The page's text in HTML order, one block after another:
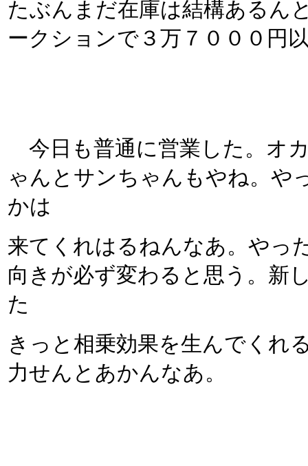
たぶんまだ在庫は結構あるん
ークションで３万７０００円
今日も普通に営業した。オ
ゃんとサンちゃんもやね。や
かは
来てくれはるねんなあ。やっ
向きが必ず変わると思う。新
た
きっと相乗効果を生んでくれ
力せんとあかんなあ。